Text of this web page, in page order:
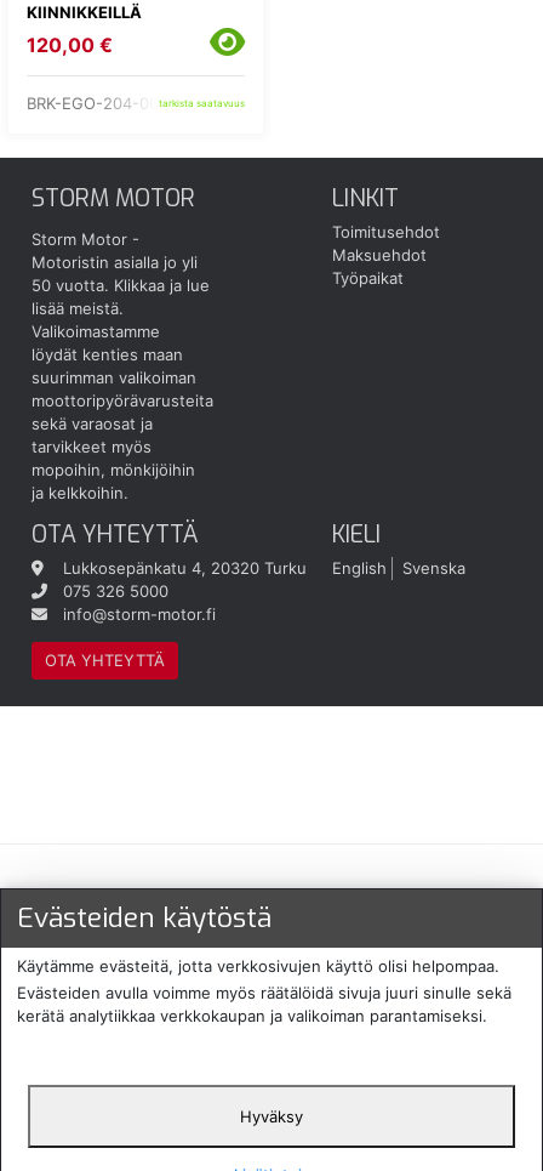
KIINNIKKEILLÄ
120,00 €
BRK-EGO-204-00-WHtarkista saatavuus
STORM MOTOR
Storm Motor -
Motoristin asialla jo yli
50 vuotta. Klikkaa ja lue
lisää meistä.
Valikoimastamme
löydät kenties maan
suurimman valikoiman
moottoripyörävarusteita
sekä varaosat ja
tarvikkeet myös
mopoihin, mönkijöihin
ja kelkkoihin.
LINKIT
Toimitusehdot
Maksuehdot
Työpaikat
OTA YHTEYTTÄ
Lukkosepänkatu 4, 20320 Turku
075 326 5000
info@storm-motor.fi
OTA YHTEYTTÄ
KIELI
English Svenska
Maksu- ja toimitustavat
Protecomp
Copyright 2024. All rights
English
Evästeiden käytöstä
Käytämme evästeitä, jotta verkkosivujen käyttö olisi helpompaa.
Evästeiden avulla voimme myös räätälöidä sivuja juuri sinulle sekä
kerätä analytiikkaa verkkokaupan ja valikoiman parantamiseksi.
Hyväksy